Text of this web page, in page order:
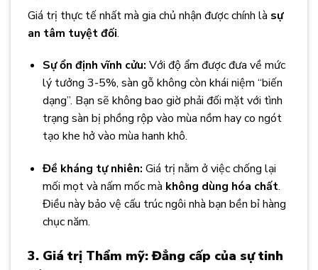
Giá trị thực tế nhất mà gia chủ nhận được chính là sự
an tâm tuyệt đối.
Sự ổn định vĩnh cửu: Với độ ẩm được đưa về mức
lý tưởng 3-5%, sàn gỗ không còn khái niệm “biến
dạng”. Bạn sẽ không bao giờ phải đối mặt với tình
trạng sàn bị phồng rộp vào mùa nồm hay co ngót
tạo khe hở vào mùa hanh khô.
Đề kháng tự nhiên: Giá trị nằm ở việc chống lại
mối mọt và nấm mốc mà không dùng hóa chất.
Điều này bảo vệ cấu trúc ngôi nhà bạn bền bỉ hàng
chục năm.
3. Giá trị Thẩm mỹ: Đẳng cấp của sự tinh